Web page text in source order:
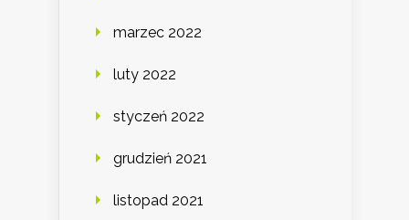
marzec 2022
luty 2022
styczeń 2022
grudzień 2021
listopad 2021